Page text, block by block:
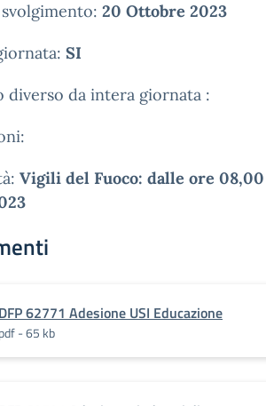
20 Ottobre 2023
SI
diverso da intera giornata :
Vigili del Fuoco: dalle ore
DFP 62771 Adesione USI Educazione
pdf - 65 kb